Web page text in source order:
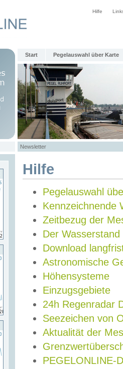
Hilfe
Start Pegelauswahl über Karte
Newsletter
Hilfe
Pegelauswahl
Kennzeichnende
Zeitbezug der
Der Wasserstand
Download
Astronomische
Höhensysteme
Einzugsgebiete
24h Regenradar
Seezeichen von
Aktualität der
PEGELONLINE-